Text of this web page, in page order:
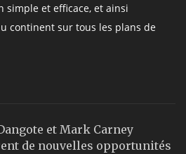
simple et efficace, et ainsi
continent sur tous les plans de
et Mark Carney
de nouvelles opportunités